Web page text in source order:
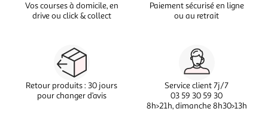
Vos courses à domicile, en
drive ou click & collect
Paiement sécurisé en ligne
ou au retrait
Retour produits : 30 jours
pour changer d’avis
Service client 7j/7
03 59 30 59 30
8h>21h, dimanche 8h30>13h